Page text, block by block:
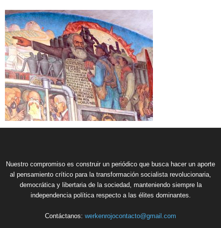
Nuestro compromiso es construir un periódico que busca hacer un aporte
al pensamiento crítico para la transformación socialista revolucionaria,
democrática y libertaria de la sociedad, manteniendo siempre la
independencia política respecto a las élites dominantes.
Contáctanos: werkenrojocontacto@gmail.com